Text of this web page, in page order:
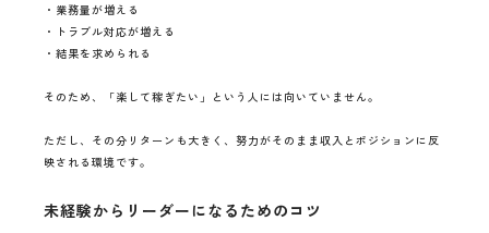
・業務量が増える
・トラブル対応が増える
・結果を求められる
そのため、「楽して稼ぎたい」という人には向いていません。
ただし、その分リターンも大きく、努力がそのまま収入とポジションに反
映される環境です。
未経験からリーダーになるためのコツ